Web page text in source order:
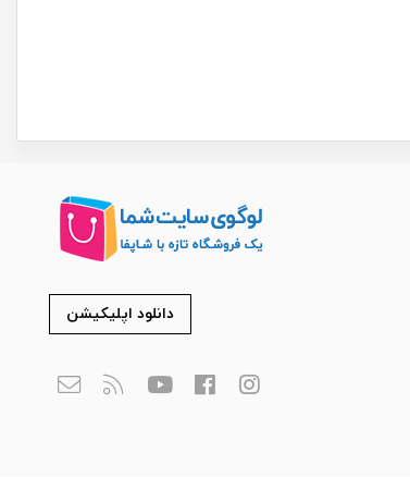
دانلود اپلیکیشن